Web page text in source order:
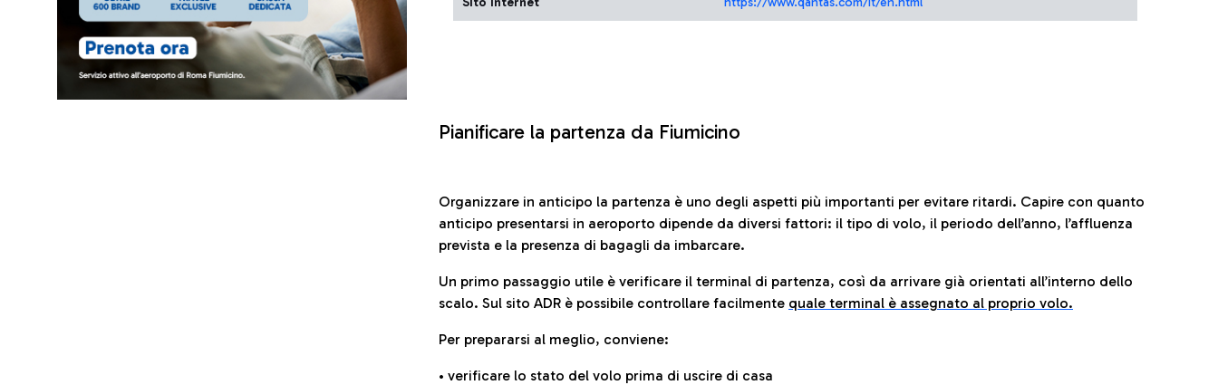
Pianificare la partenza da Fiumicino
Organizzare in anticipo la partenza è uno degli aspetti più importanti per evitare ritardi. Capire con quanto
anticipo presentarsi in aeroporto dipende da diversi fattori: il tipo di volo, il periodo dell’anno, l’affluenza
prevista e la presenza di bagagli da imbarcare.
Un primo passaggio utile è verificare il terminal di partenza, così da arrivare già orientati all’interno dello
scalo. Sul sito ADR è possibile controllare facilmente quale terminal è assegnato al proprio volo.
Per prepararsi al meglio, conviene:
• verificare lo stato del volo prima di uscire di casa